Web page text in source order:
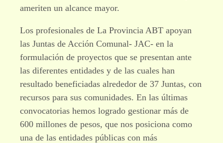
ameriten un alcance mayor.
Los profesionales de La Provincia ABT apoyan
las Juntas de Acción Comunal- JAC- en la
formulación de proyectos que se presentan ante
las diferentes entidades y de las cuales han
resultado beneficiadas alrededor de 37 Juntas, con
recursos para sus comunidades. En las últimas
convocatorias hemos logrado gestionar más de
600 millones de pesos, que nos posiciona como
una de las entidades públicas con más